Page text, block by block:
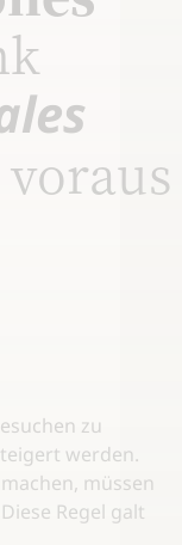
zu
werden.
müssen
Regel galt